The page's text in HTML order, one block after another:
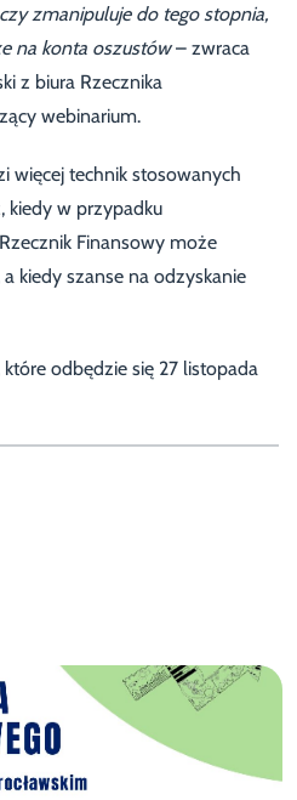
zmanipuluje do tego stopnia,
na konta oszustów– zwraca
z biura Rzecznika
webinarium.
więcej technik stosowanych
kiedy w przypadku
Finansowy może
kiedy szanse na odzyskanie
odbędzie się 27 listopada